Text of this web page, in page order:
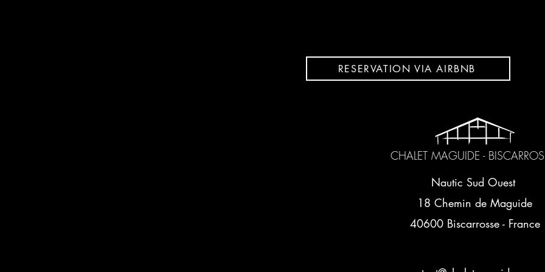
RESERVATION VIA AIRBNB
CHALET MAGUIDE -
Nautic Sud Ouest
18 Chemin de Maguide
40600 Biscarrosse - France